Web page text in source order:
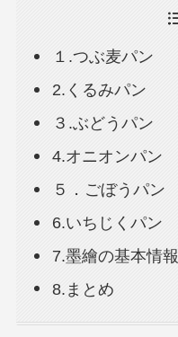
１.つぶ麦パン
2.くるみパン
３.ぶどうパン
4.オニオンパン
５．ごぼうパン
6.いちじくパン
7.墨繪の基本情報
8.まとめ